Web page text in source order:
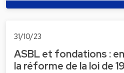
31/10/23
ASBL et fondations :
la réforme de la loi de